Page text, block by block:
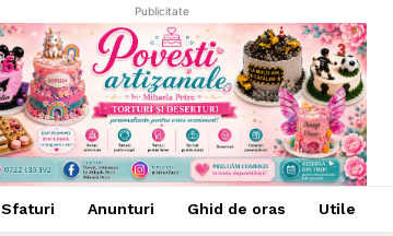
Publicitate
Sfaturi Anunturi Ghid de oras Utile